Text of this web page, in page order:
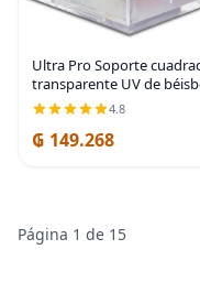
Ultra Pro Soporte
transparente UV de
(el embalaje puede variar)
4.8
₲ 149.268
Página 1 de 15